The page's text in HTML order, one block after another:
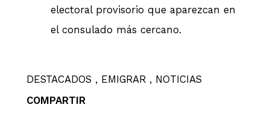
electoral provisorio que aparezcan en
el consulado más cercano.
DESTACADOS EMIGRAR
NOTICIAS
COMPARTIR